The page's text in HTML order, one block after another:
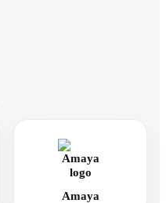
Amaya